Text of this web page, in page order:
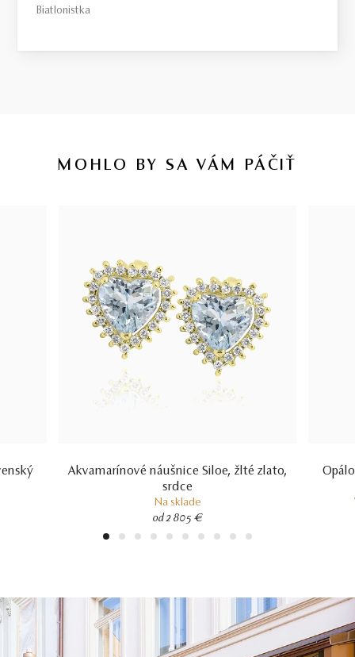
Biatlonistka
MOHLO BY SA VÁM PÁČIŤ
Akvamarínové náušnice Siloe, žlté zlato,
srdce
Na sklade
od 2 805 €
1 2 3 4 5 6 7 8 9 10